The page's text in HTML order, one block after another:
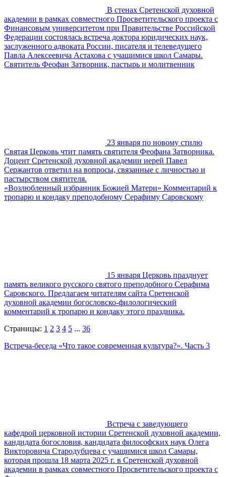
В стенах Сретенской духовной
академии в рамках совместного Просветительского проекта с
Финансовым университетом при Правительстве Российской
Федерации состоялась встреча доктора юридических наук,
заслуженного адвоката России, писателя и телеведущего
Павла Алексеевича Астахова с учащимися школ Самары.
Святитель Феофан Затворник, пастырь и молитвенник
23 января по новому стилю
Святая Церковь чтит память святителя Феофана Затворника.
Доцент Сретенской духовной академии иерей Павел
Сержантов ответил на вопросы, связанные с личностью и
пастырством святителя.
«Возлюбленный избранник Божией Матери» Комментарий к
тропарю и кондаку преподобному Серафиму Саровскому
15 января Церковь празднует
память великого русского святого преподобного Серафима
Саровского. Предлагаем читателям сайта Сретенской
духовной академии богословско-филологический
комментарий к тропарю и кондаку этого праздника.
Страницы: 1 2 3 4 5 ... 36
Встреча-беседа «Что такое современная культура?». Часть 3
Встреча с заведующего
кафедрой церковной истории Сретенской духовной академии,
кандидата богословия, кандидата философских наук Олега
Викторовича Стародубцева с учащимися школ Самары,
которая прошла 18 марта 2025 г. в Сретенской духовной
академии в рамках совместного Просветительского проекта с